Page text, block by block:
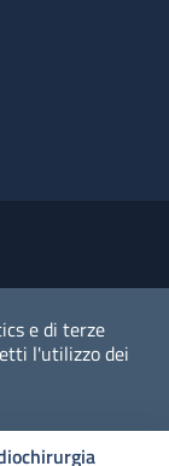
e di terze
l'utilizzo dei